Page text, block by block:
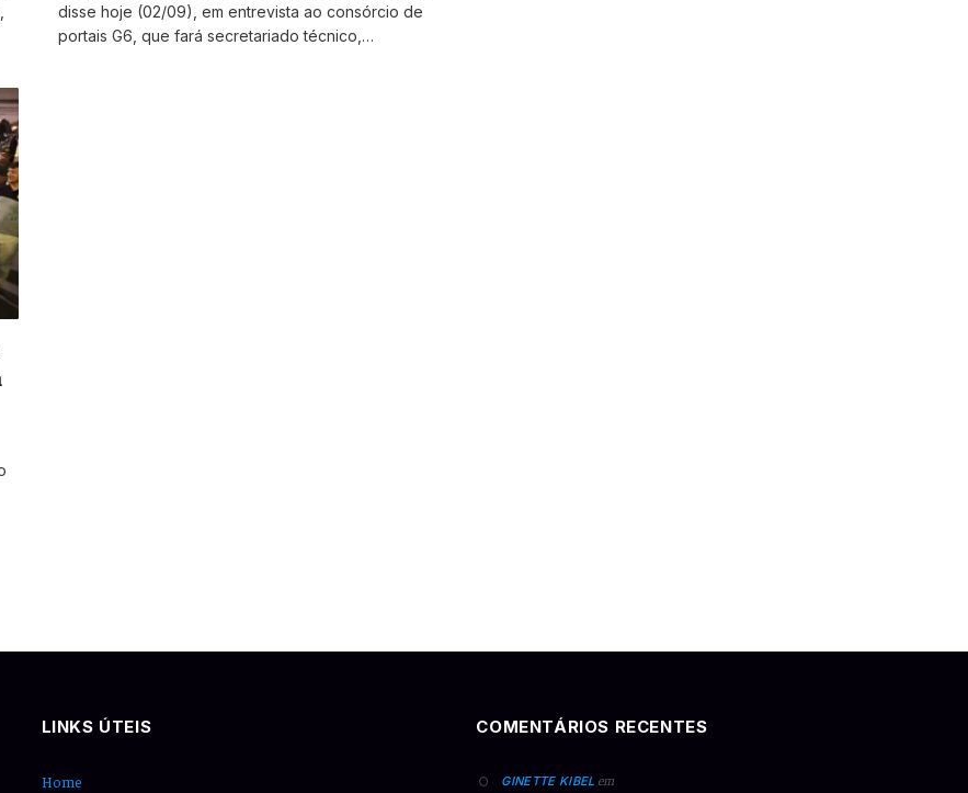
disse hoje (02/09), em entrevista ao consórcio de
portais G6, que fará secretariado técnico,…
LINKS ÚTEIS
Home
COMENTÁRIOS RECENTES
GINETTE KIBEL em